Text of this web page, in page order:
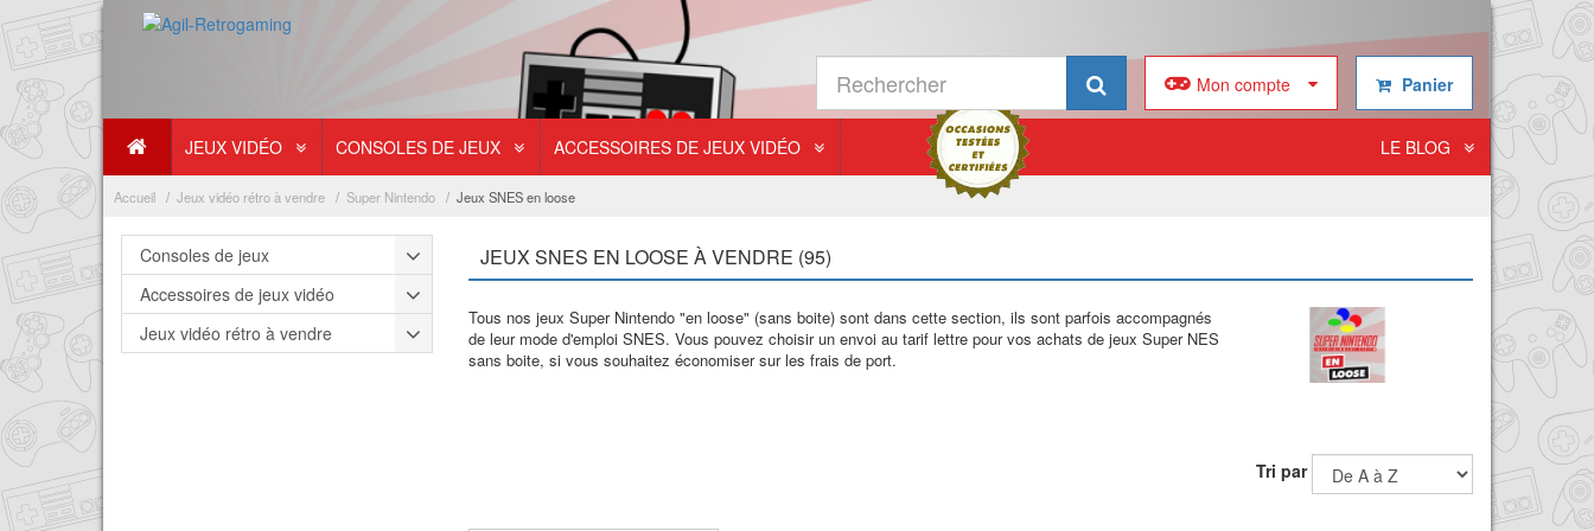
Panier
Mon compte
JEUX VIDÉO CONSOLES DE JEUX ACCESSOIRES DE JEUX VIDÉO LE BLOG
Accueil Jeux vidéo rétro à vendre Super Nintendo Jeux SNES en loose
Consoles de jeux
Accessoires de jeux vidéo
Jeux vidéo rétro à vendre
JEUX SNES EN LOOSE À VENDRE (95)
Tous nos jeux Super Nintendo "en loose" (sans boite) sont dans cette section, ils sont parfois accompagnés
de leur mode d'emploi SNES. Vous pouvez choisir un envoi au tarif lettre pour vos achats de jeux Super NES
sans boite, si vous souhaitez économiser sur les frais de port.
Tri par